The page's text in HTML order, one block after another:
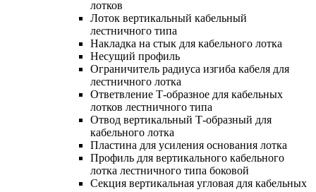
лотков
Лоток вертикальный кабельный
лестничного типа
Накладка на стык для кабельного лотка
Несущий профиль
Ограничитель радиуса изгиба кабеля для
лестничного лотка
Ответвление Т-образное для кабельных
лотков лестничного типа
Отвод вертикальный Т-образный для
кабельного лотка
Пластина для усиления основания лотка
Профиль для вертикального кабельного
лотка лестничного типа боковой
Секция вертикальная угловая для кабельных